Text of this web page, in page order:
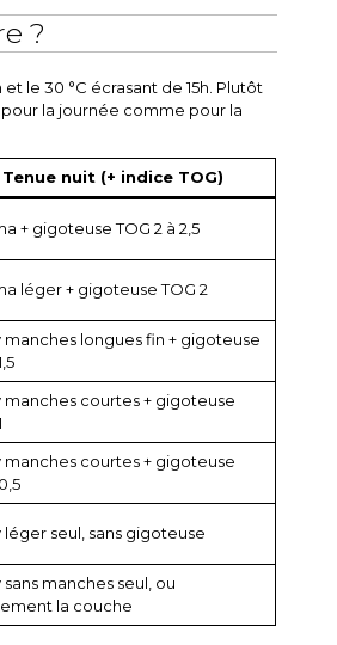
?
et le 30 °C écrasant de 15h. Plutôt
la journée comme pour la
Tenue nuit (+ indice TOG)
+ gigoteuse TOG 2 à 2,5
léger + gigoteuse TOG 2
manches longues fin + gigoteuse
manches courtes + gigoteuse
manches courtes + gigoteuse
léger seul, sans gigoteuse
manches seul, ou
la couche